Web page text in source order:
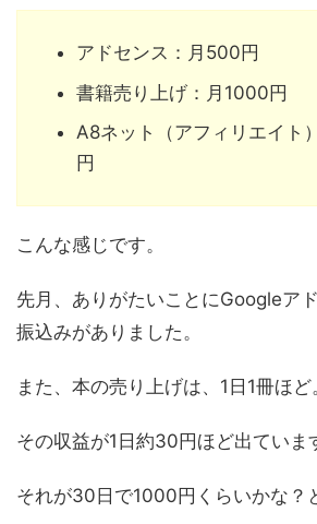
アドセンス：月500円
書籍売り上げ：月1000円
A8ネット（アフィリエイト
円
こんな感じです。
先月、ありがたいことにGoogleア
振込みがありました。
また、本の売り上げは、1日1冊ほど
その収益が1日約30円ほど出ていま
それが30日で1000円くらいかな？